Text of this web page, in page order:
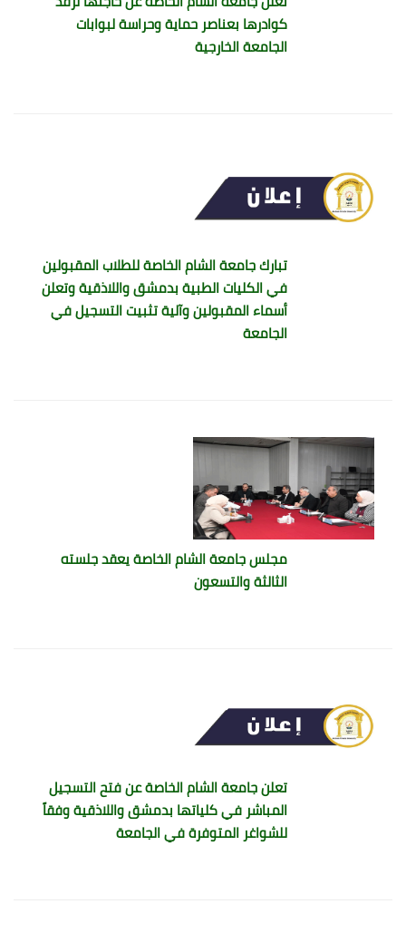
كوادرها بعناصر حماية وحراسة لبوابات
الجامعة الخارجية
تبارك جامعة الشام الخاصة للطلاب المقبولين
في الكليات الطبية بدمشق واللاذقية وتعلن
أسماء المقبولين وآلية تثبيت التسجيل في
الجامعة
مجلس جامعة الشام الخاصة يعقد جلسته
الثالثة والتسعون
تعلن جامعة الشام الخاصة عن فتح التسجيل
المباشر في كلياتها بدمشق واللاذقية وفقاً
للشواغر المتوفرة في الجامعة